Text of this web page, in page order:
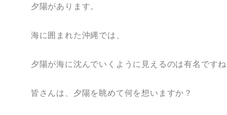
夕陽があります。
海に囲まれた沖縄では、
夕陽が海に沈んでいくように見えるのは有名です
皆さんは、夕陽を眺めて何を想いますか？